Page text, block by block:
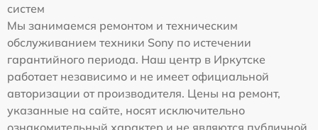
систем
Мы занимаемся ремонтом и техническим
обслуживанием техники Sony по истечении
гарантийного периода. Наш центр в Иркутске
работает независимо и не имеет официальной
авторизации от производителя. Цены на ремонт,
указанные на сайте, носят исключительно